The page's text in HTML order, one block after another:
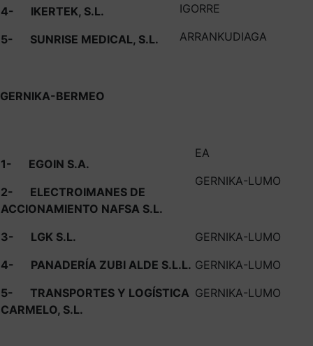
4- IKERTEK, S.L.
5- SUNRISE MEDICAL, S.L.
IGORRE
ARRANKUDIAGA
GERNIKA-BERMEO
1- EGOIN S.A.
2- ELECTROIMANES DE
ACCIONAMIENTO NAFSA S.L.
3- LGK S.L.
4- PANADERÍA ZUBI ALDE S.L.L.
5- TRANSPORTES Y LOGÍSTICA
CARMELO, S.L.
EA
GERNIKA-LUMO
GERNIKA-LUMO
GERNIKA-LUMO
GERNIKA-LUMO